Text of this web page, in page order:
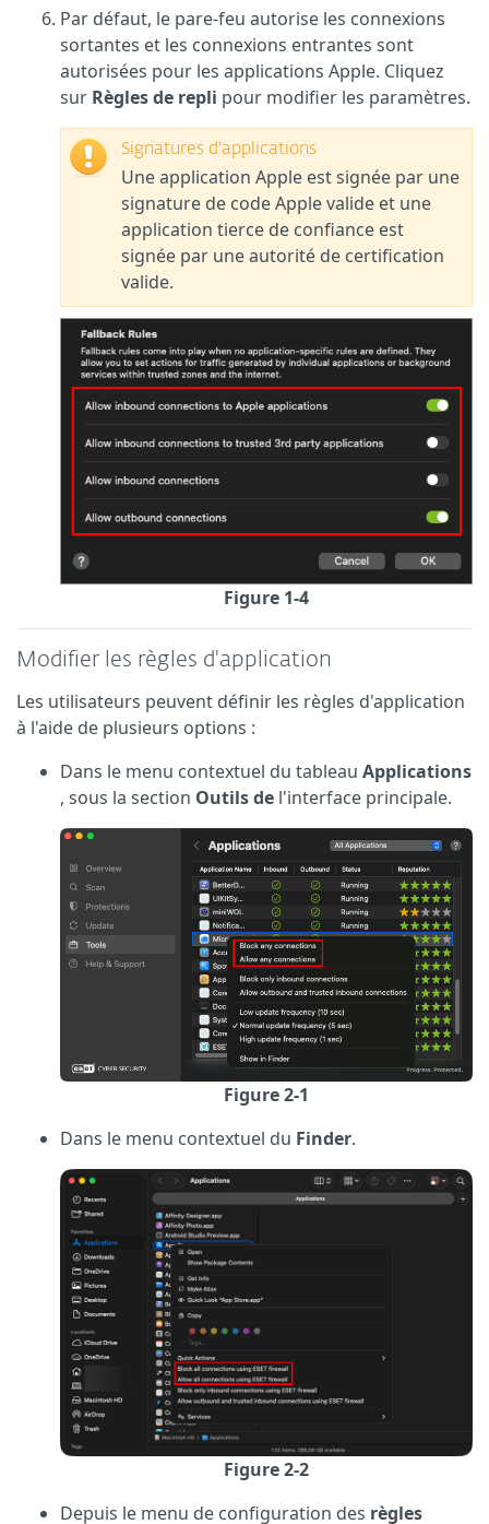
Par défaut, le pare-feu autorise les connexions
sortantes et les connexions entrantes sont
autorisées pour les applications Apple. Cliquez
sur Règles de repli pour modifier les paramètres.
Signatures d'applications
Une application Apple est signée par une
signature de code Apple valide et une
application tierce de confiance est
signée par une autorité de certification
valide.
Figure 1-4
Modifier les règles d'application
Les utilisateurs peuvent définir les règles d'application
à l'aide de plusieurs options :
Dans le menu contextuel du tableau Applications
, sous la section Outils de l'interface principale.
Figure 2-1
Dans le menu contextuel du Finder.
Figure 2-2
Depuis le menu de configuration des règles